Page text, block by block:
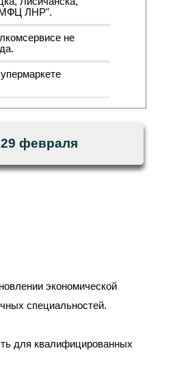
"МФЦ ЛНР".
не
февраля
экономической
специальностей.
для квалифицированных